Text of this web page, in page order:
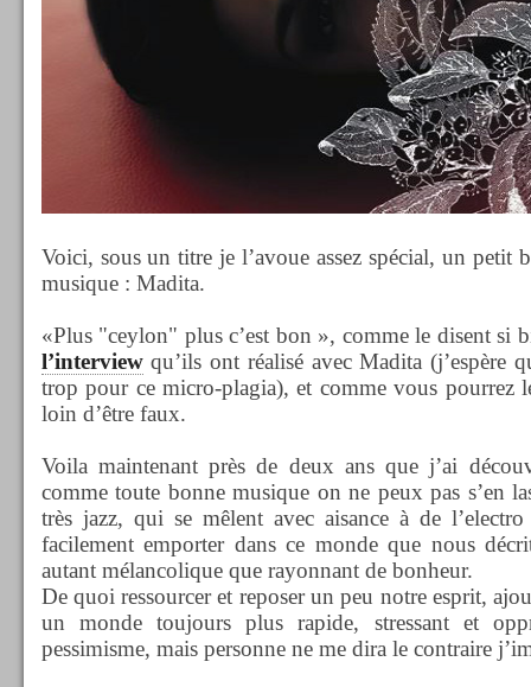
Voici, sous un titre je l’avoue assez spécial, un petit
musique : Madita.
«Plus "ceylon" plus c’est bon », comme le disent si
l’interviewqu’ils ont réalisé avec Madita (j’espère
trop pour ce micro-plagia), et comme vous pourrez
loin d’être faux.
Voila maintenant près de deux ans que j’ai
comme toute bonne musique on ne peux pas s’en
très jazz, qui se mêlent avec aisance à de
facilement emporter dans ce monde que nous
autant mélancolique que rayonnant de bonheur.
De quoi ressourcer et reposer un peu notre esprit,
un monde toujours plus rapide, stressant et
pessimisme, mais personne ne me dira le contraire